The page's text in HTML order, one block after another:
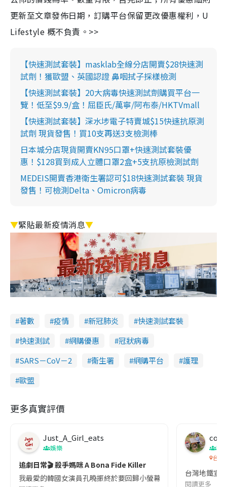
更新至文章發佈日期，訂購平台保留更改優惠權利，U
Lifestyle 概不負責。>>
【快速測試套裝】masklab全線分店開賣$28快速測
試劑！獲歐盟、英國認證 鼻咽拭子採樣檢測
【快速測試套裝】20大病毒快速測試劑購買平台一
覽！低至$9.9/盒！屈臣氏/萬寧/阿布泰/HKTVmall
【快速測試套裝】深水埗電子特賣城$15快速抗原測
試劑 現貨發售！買10支再送3支檢測棒
日本城分店現貨開賣KN95口罩+快速測試套裝優
惠！$128買到成人立體口罩2盒+5支抗原檢測試劑
MEDEIS開賣香港衛生署認可$18快速測試套裝 現貨
發售！可檢測Delta、Omicron病毒
▼緊貼最新疫情消息▼
著數 疫情 新冠肺炎
快速測試套裝
快速測試
網購優惠
冠狀病毒
SARS－CoV－2
衞生署 網購平台
護理
歐盟
更多真實評價
Just_A_Girl_eats
娛樂
追劇日常🎬 殺手媽咪 A Bona Fide Killer
我最愛的韓國女演員孔曉振終於要回歸小螢幕啦!這次的劇本改編
co
吹
台灣
台灣地鐵宣
閱讀更多